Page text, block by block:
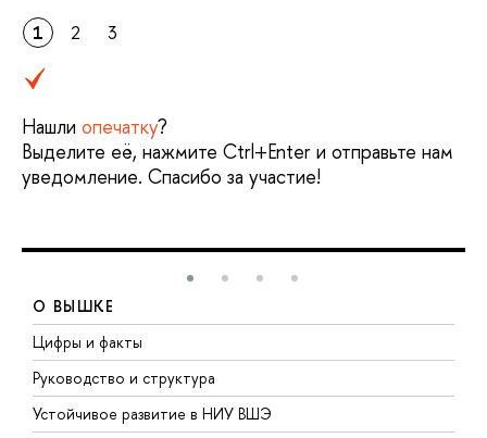
1 2 3
Нашли опечатку?
Выделите её, нажмите Ctrl+Enter и отправьте нам
уведомление. Спасибо за участие!
О ВЫШКЕ
Цифры и факты
Руководство и структура
Устойчивое развитие в НИУ ВШЭ